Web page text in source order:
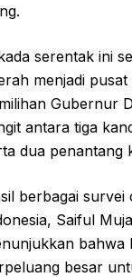
serentak ini
menjadi
Gubernur
antara tiga
dua penantang
berbagai
Saiful
bahwa
besar